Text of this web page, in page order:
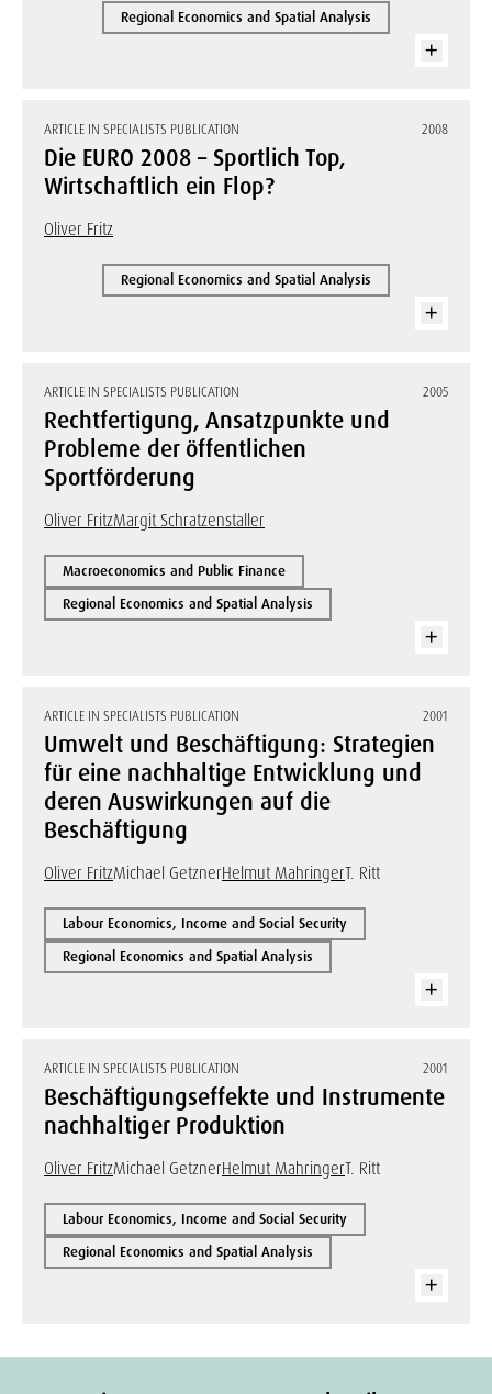
Regional Economics and Spatial Analysis
ARTICLE IN SPECIALISTS PUBLICATION 2008
Die EURO 2008 – Sportlich Top,
Wirtschaftlich ein Flop?
Oliver Fritz
Regional Economics and Spatial Analysis
ARTICLE IN SPECIALISTS PUBLICATION 2005
Rechtfertigung, Ansatzpunkte und
Probleme der öffentlichen
Sportförderung
Oliver FritzMargit Schratzenstaller
Macroeconomics and Public Finance
Regional Economics and Spatial Analysis
ARTICLE IN SPECIALISTS PUBLICATION 2001
Umwelt und Beschäftigung: Strategien
für eine nachhaltige Entwicklung und
deren Auswirkungen auf die
Beschäftigung
Oliver FritzMichael GetznerHelmut MahringerT. Ritt
Labour Economics, Income and Social Security
Regional Economics and Spatial Analysis
ARTICLE IN SPECIALISTS PUBLICATION 2001
Beschäftigungseffekte und Instrumente
nachhaltiger Produktion
Oliver FritzMichael GetznerHelmut MahringerT. Ritt
Labour Economics, Income and Social Security
Regional Economics and Spatial Analysis